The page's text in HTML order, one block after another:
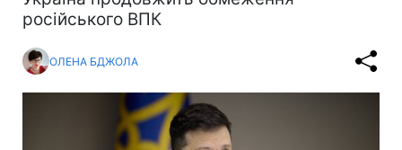
російського ВПК
ОЛЕНА БДЖОЛА